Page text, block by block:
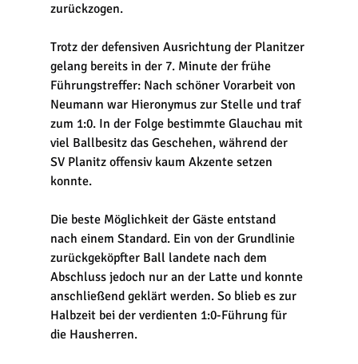
zurückzogen.
Trotz der defensiven Ausrichtung der Planitzer
gelang bereits in der 7. Minute der frühe
Führungstreffer: Nach schöner Vorarbeit von
Neumann war Hieronymus zur Stelle und traf
zum 1:0. In der Folge bestimmte Glauchau mit
viel Ballbesitz das Geschehen, während der
SV Planitz offensiv kaum Akzente setzen
konnte.
Die beste Möglichkeit der Gäste entstand
nach einem Standard. Ein von der Grundlinie
zurückgeköpfter Ball landete nach dem
Abschluss jedoch nur an der Latte und konnte
anschließend geklärt werden. So blieb es zur
Halbzeit bei der verdienten 1:0-Führung für
die Hausherren.